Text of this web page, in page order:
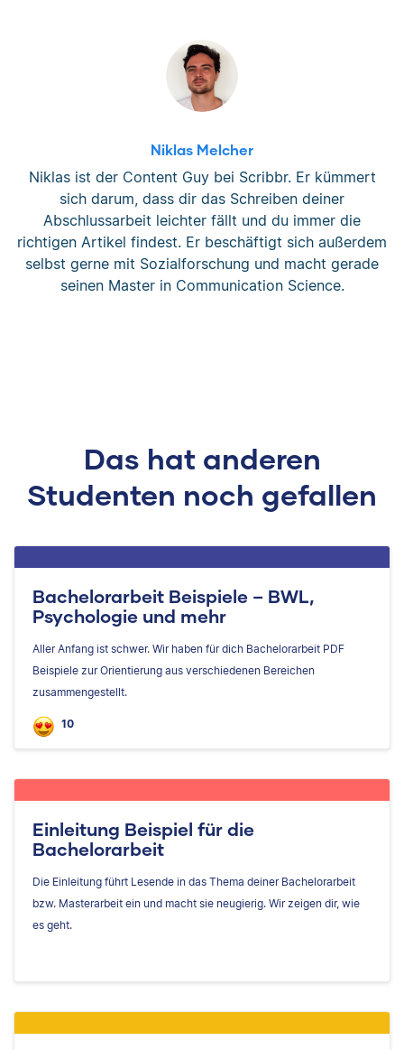
Niklas Melcher
Niklas ist der Content Guy bei Scribbr. Er kümmert
sich darum, dass dir das Schreiben deiner
Abschlussarbeit leichter fällt und du immer die
richtigen Artikel findest. Er beschäftigt sich außerdem
selbst gerne mit Sozialforschung und macht gerade
seinen Master in Communication Science.
Das hat anderen
Studenten noch gefallen
Bachelorarbeit Beispiele – BWL,
Psychologie und mehr
Aller Anfang ist schwer. Wir haben für dich Bachelorarbeit PDF
Beispiele zur Orientierung aus verschiedenen Bereichen
zusammengestellt.
10
Einleitung Beispiel für die
Bachelorarbeit
Die Einleitung führt Lesende in das Thema deiner Bachelorarbeit
bzw. Masterarbeit ein und macht sie neugierig. Wir zeigen dir, wie
es geht.